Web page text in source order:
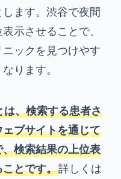
ます。渋谷で夜間
示させることで、
ックを見つけやす
ります。
は、検索する患者さ
ブサイトを通じて
検索結果の上位表
とです。詳しくは